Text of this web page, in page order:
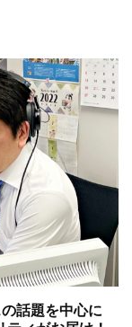
話題を中心に